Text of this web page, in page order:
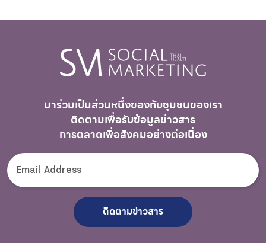
มาร่วมเป็นส่วนหนึ่งของกับชุมชนของเรา
ติดตามเพื่อรับข้อมูลข่าวสาร
การตลาดเพื่อสังคมอย่างต่อเนื่อง
ติดตามข่าวสาร